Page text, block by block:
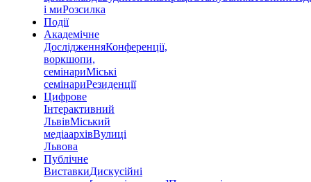
і миРозсилка
Події
Академічне
ДослідженняКонференції,
воркшопи,
семінариМіські
семінариРезиденції
Цифрове
Інтерактивний
ЛьвівМіський
медіаархівВулиці
Львова
Публічне
ВиставкиДискусійні